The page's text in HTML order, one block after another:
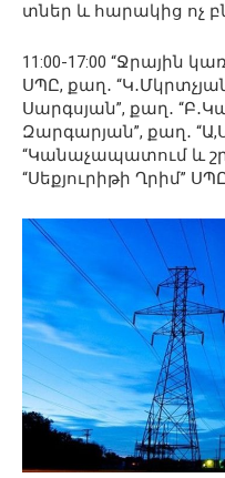
տներ և հարակից ոչ
11:00-17:00 “Ջրային
ՍՊԸ, քաղ․
Սարգսյան”, քաղ․
Զարգարյան”, քաղ․
“Կանաչապատում և
“Սեքյուրիթի Ղրիմ”